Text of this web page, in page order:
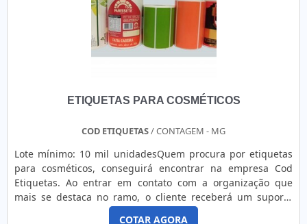
ETIQUETAS PARA COSMÉTICOS
COD ETIQUETAS/ CONTAGEM - MG
Lote mínimo: 10 mil unidadesQuem procura por etiquetas
para cosméticos, conseguirá encontrar na empresa Cod
Etiquetas. Ao entrar em contato com a organização que
mais se destaca no ramo, o cliente receberá um suporte
completo para sanar eventuais dúvidas sobre o produto a
COTAR AGORA